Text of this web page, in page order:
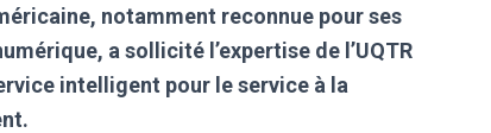
notamment reconnue pour ses
a sollicité l’expertise de l’UQTR
intelligent pour le service à la